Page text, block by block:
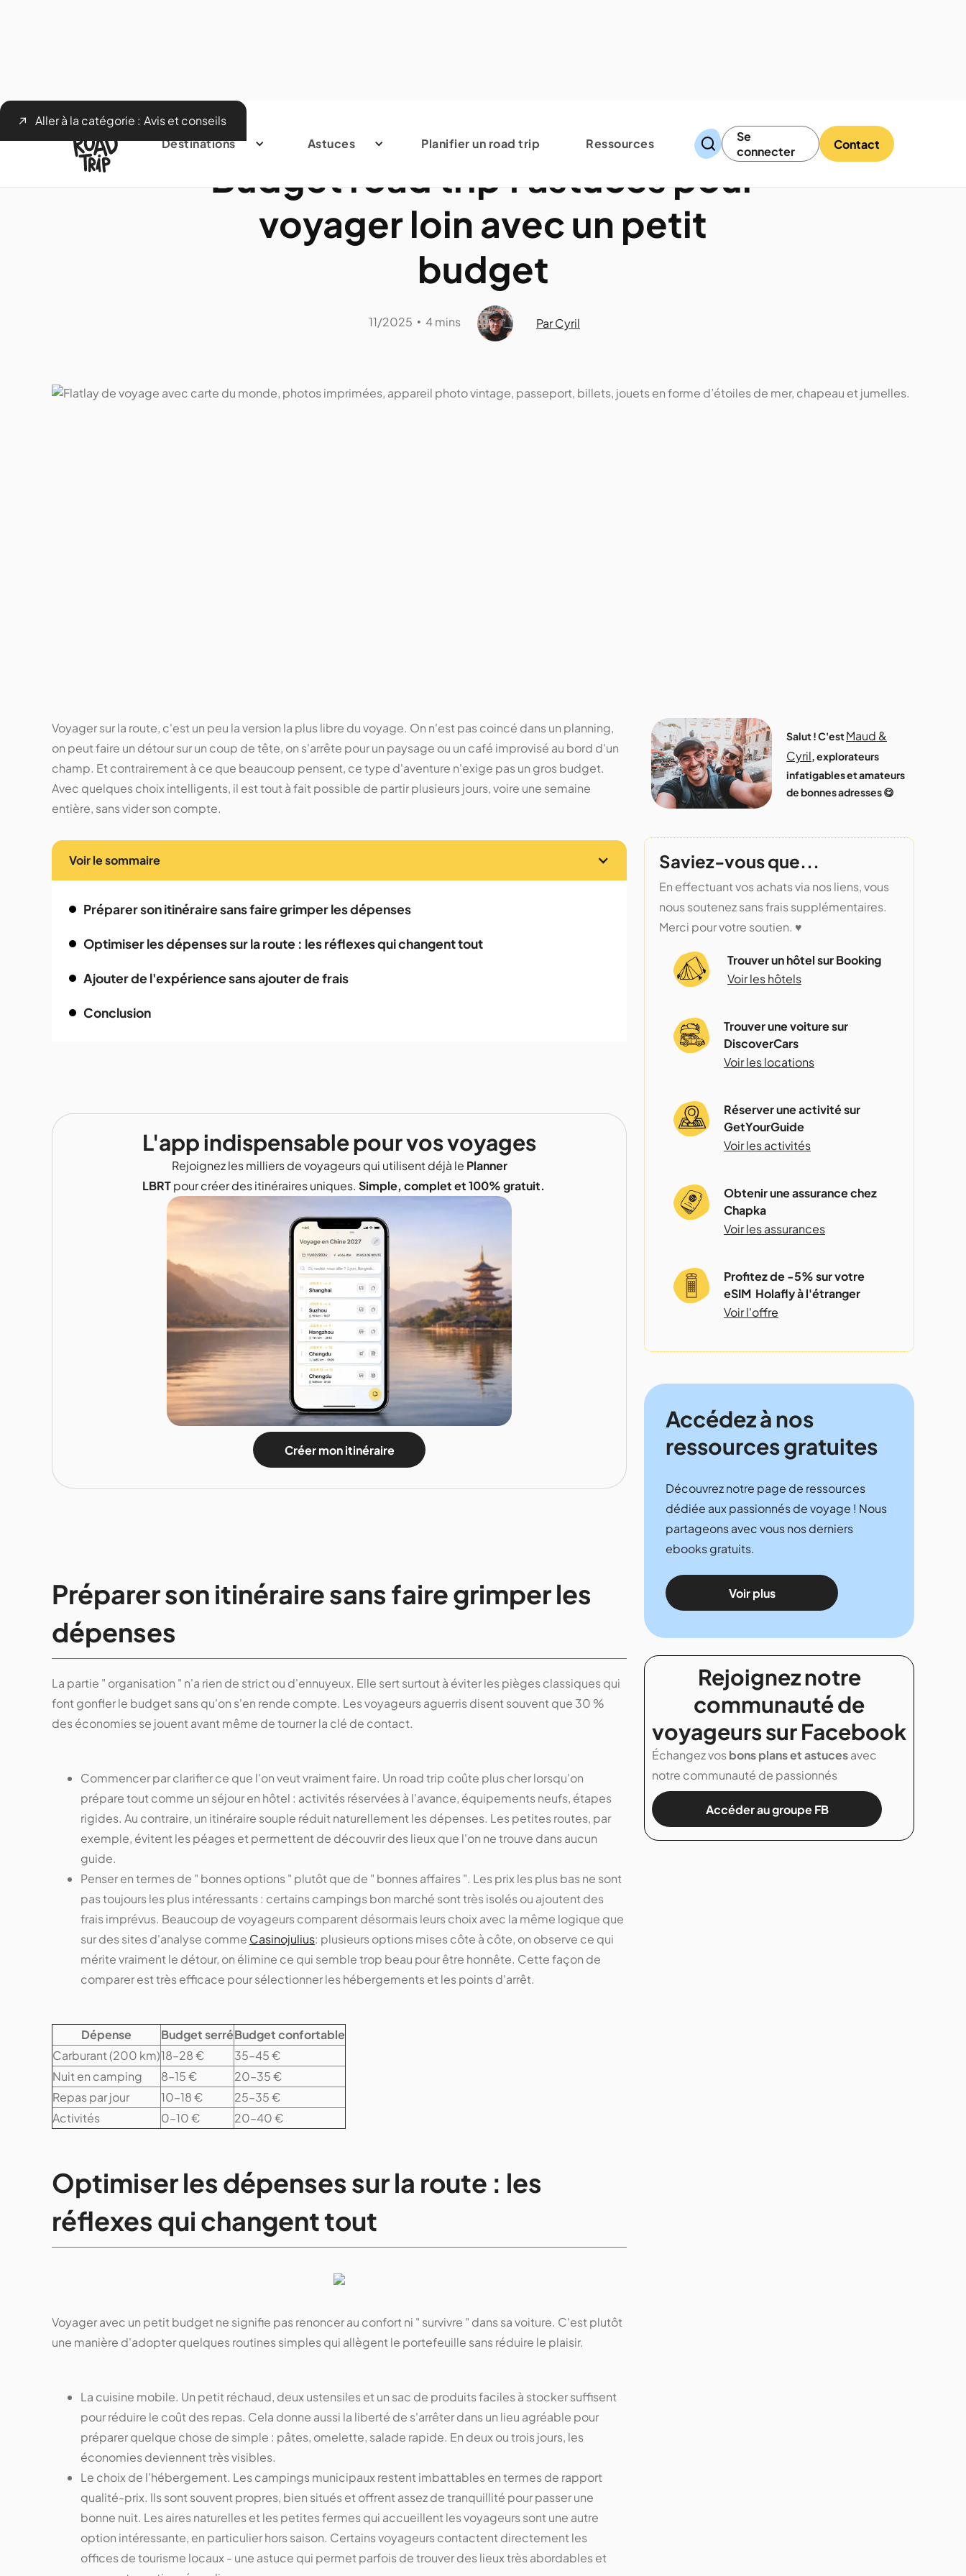
Destinations Astuces Planifier un road trip Ressources
Se
connecter
Contact
Aller à la catégorie : Avis et conseils
Budget road trip : astuces pour
voyager loin avec un petit
budget
11/2025 • 4 mins Par Cyril
Voyager sur la route, c'est un peu la version la plus libre du voyage. On n'est pas coincé dans un planning,
on peut faire un détour sur un coup de tête, on s'arrête pour un paysage ou un café improvisé au bord d'un
champ. Et contrairement à ce que beaucoup pensent, ce type d'aventure n'exige pas un gros budget.
Avec quelques choix intelligents, il est tout à fait possible de partir plusieurs jours, voire une semaine
entière, sans vider son compte.
Voir le sommaire
Préparer son itinéraire sans faire grimper les dépenses
Optimiser les dépenses sur la route : les réflexes qui changent tout
Ajouter de l'expérience sans ajouter de frais
Conclusion
L'app indispensable pour vos voyages
Rejoignez les milliers de voyageurs qui utilisent déjà le Planner
LBRTpour créer des itinéraires uniques. Simple, complet et 100% gratuit.
Créer mon itinéraire
Préparer son itinéraire sans faire grimper les
dépenses
La partie " organisation " n'a rien de strict ou d'ennuyeux. Elle sert surtout à éviter les pièges classiques qui
font gonfler le budget sans qu'on s'en rende compte. Les voyageurs aguerris disent souvent que 30 %
des économies se jouent avant même de tourner la clé de contact.
Commencer par clarifier ce que l'on veut vraiment faire. Un road trip coûte plus cher lorsqu'on
prépare tout comme un séjour en hôtel : activités réservées à l'avance, équipements neufs, étapes
rigides. Au contraire, un itinéraire souple réduit naturellement les dépenses. Les petites routes, par
exemple, évitent les péages et permettent de découvrir des lieux que l'on ne trouve dans aucun
guide.
Penser en termes de " bonnes options " plutôt que de " bonnes affaires ". Les prix les plus bas ne sont
pas toujours les plus intéressants : certains campings bon marché sont très isolés ou ajoutent des
frais imprévus. Beaucoup de voyageurs comparent désormais leurs choix avec la même logique que
sur des sites d'analyse comme Casinojulius: plusieurs options mises côte à côte, on observe ce qui
mérite vraiment le détour, on élimine ce qui semble trop beau pour être honnête. Cette façon de
comparer est très efficace pour sélectionner les hébergements et les points d'arrêt.
Dépense Budget serréBudget confortable
Carburant (200 km)18–28 €
35–45 €
Nuit en camping
8–15 €
20–35 €
Repas par jour
10–18 €
25–35 €
Activités
0–10 € 20–40 €
Optimiser les dépenses sur la route : les
réflexes qui changent tout
Voyager avec un petit budget ne signifie pas renoncer au confort ni " survivre " dans sa voiture. C'est plutôt
une manière d'adopter quelques routines simples qui allègent le portefeuille sans réduire le plaisir.
La cuisine mobile. Un petit réchaud, deux ustensiles et un sac de produits faciles à stocker suffisent
pour réduire le coût des repas. Cela donne aussi la liberté de s'arrêter dans un lieu agréable pour
préparer quelque chose de simple : pâtes, omelette, salade rapide. En deux ou trois jours, les
économies deviennent très visibles.
Le choix de l'hébergement. Les campings municipaux restent imbattables en termes de rapport
qualité-prix. Ils sont souvent propres, bien situés et offrent assez de tranquillité pour passer une
bonne nuit. Les aires naturelles et les petites fermes qui accueillent les voyageurs sont une autre
option intéressante, en particulier hors saison. Certains voyageurs contactent directement les
offices de tourisme locaux - une astuce qui permet parfois de trouver des lieux très abordables et
Salut ! C'estMaud &
Cyril, explorateurs
infatigables et amateurs
de bonnes adresses 😋
Saviez-vous que...
En effectuant vos achats via nos liens, vous
nous soutenez sans frais supplémentaires.
Merci pour votre soutien. ♥️
Trouver un hôtel sur Booking
Voir les hôtels
Trouver une voiture sur
DiscoverCars
Voir les locations
Réserver une activité sur
GetYourGuide
Voir les activités
Obtenir une assurance chez
Chapka
Voir les assurances
Profitez de -5% sur votre
eSIM Holafly à l'étranger
Voir l'offre
Accédez à nos
ressources gratuites
Découvrez notre page de ressources
dédiée aux passionnés de voyage ! Nous
partageons avec vous nos derniers
ebooks gratuits.
Voir plus
Rejoignez notre
communauté de
voyageurs sur Facebook
Échangez vosbons plans et astucesavec
notre communauté de passionnés
Accéder au groupe FB